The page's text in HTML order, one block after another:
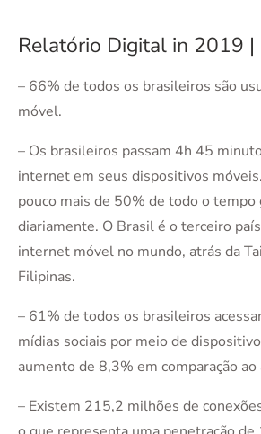
Relatório Digital in 2019 |
– 66% de todos os brasileiros são
móvel.
– Os brasileiros passam 4h 45
internet em seus dispositivos
pouco mais de 50% de todo o
diariamente. O Brasil é o terceiro
internet móvel no mundo, atrás da
Filipinas.
– 61% de todos os brasileiros
mídias sociais por meio de
aumento de 8,3% em comparação
– Existem 215,2 milhões de